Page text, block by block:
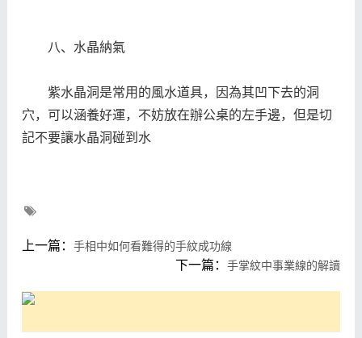
八、水晶納氣
紫水晶洞是常用的風水道具，因為其凹下去的洞
穴，可以涵養好運，不妨放在辦公桌的左手邊，但是切
記不要讓水晶洞碰到水
上一篇： 手相中如何看難得的手紋成功線
下一篇：手掌紋中事業線的解讀